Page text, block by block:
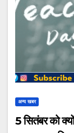
अन्य खबर
5 सितंबर को